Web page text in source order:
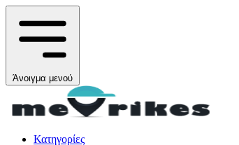
Άνοιγμα μενού
Κατηγορίες